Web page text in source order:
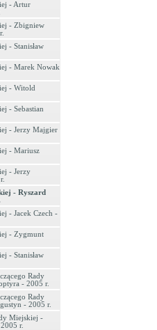
- Artur
- Zbigniew
- Stanisław
- Marek Nowak
- Witold
- Sebastian
- Jerzy Majgier
- Mariusz
- Jerzy
- Ryszard
- Jacek Czech -
- Zygmunt
- Stanisław
Rady
- 2005 r.
Rady
- 2005 r.
Miejskiej -
r.